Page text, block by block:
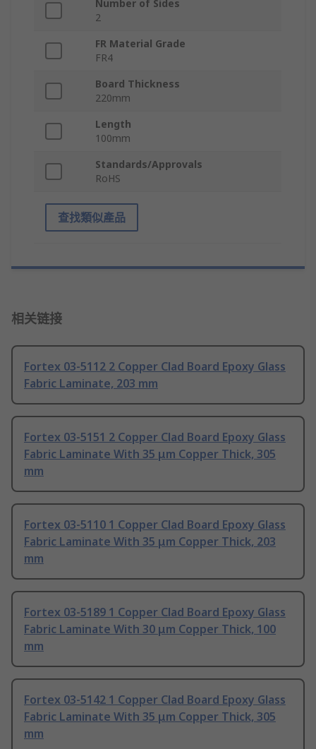
Number of Sides
2
FR Material Grade
FR4
Board Thickness
220mm
Length
100mm
Standards/Approvals
RoHS
查找類似產品
相关链接
Fortex 03-5112 2 Copper Clad Board Epoxy Glass
Fabric Laminate, 203 mm
Fortex 03-5151 2 Copper Clad Board Epoxy Glass
Fabric Laminate With 35 μm Copper Thick, 305
mm
Fortex 03-5110 1 Copper Clad Board Epoxy Glass
Fabric Laminate With 35 μm Copper Thick, 203
mm
Fortex 03-5189 1 Copper Clad Board Epoxy Glass
Fabric Laminate With 30 μm Copper Thick, 100
mm
Fortex 03-5142 1 Copper Clad Board Epoxy Glass
Fabric Laminate With 35 μm Copper Thick, 305
mm